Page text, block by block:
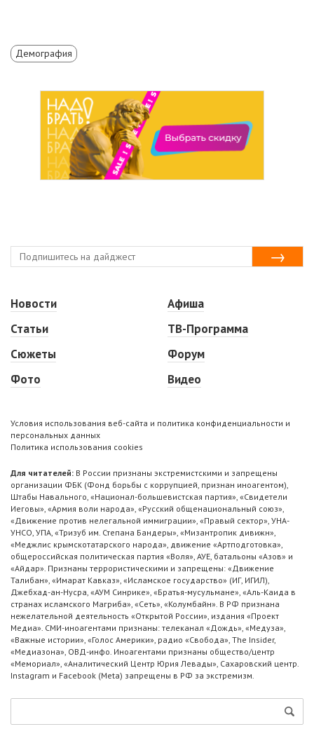
Демография
Новости
Статьи
Сюжеты
Фото
Афиша
ТВ-Программа
Форум
Видео
Условия использования веб-сайта и политика конфиденциальности и
персональных данных
Политика использования cookies
Для читателей: В России признаны экстремистскими и запрещены
организации ФБК (Фонд борьбы с коррупцией, признан иноагентом),
Штабы Навального, «Национал-большевистская партия», «Свидетели
Иеговы», «Армия воли народа», «Русский общенациональный союз»,
«Движение против нелегальной иммиграции», «Правый сектор», УНА-
УНСО, УПА, «Тризуб им. Степана Бандеры», «Мизантропик дивижн»,
«Меджлис крымскотатарского народа», движение «Артподготовка»,
общероссийская политическая партия «Воля», АУЕ, батальоны «Азов» и
«Айдар». Признаны террористическими и запрещены: «Движение
Талибан», «Имарат Кавказ», «Исламское государство» (ИГ, ИГИЛ),
Джебхад-ан-Нусра, «АУМ Синрике», «Братья-мусульмане», «Аль-Каида в
странах исламского Магриба», «Сеть», «Колумбайн». В РФ признана
нежелательной деятельность «Открытой России», издания «Проект
Медиа». СМИ-иноагентами признаны: телеканал «Дождь», «Медуза»,
«Важные истории», «Голос Америки», радио «Свобода», The Insider,
«Медиазона», ОВД-инфо. Иноагентами признаны общество/центр
«Мемориал», «Аналитический Центр Юрия Левады», Сахаровский центр.
Instagram и Facebook (Metа) запрещены в РФ за экстремизм.